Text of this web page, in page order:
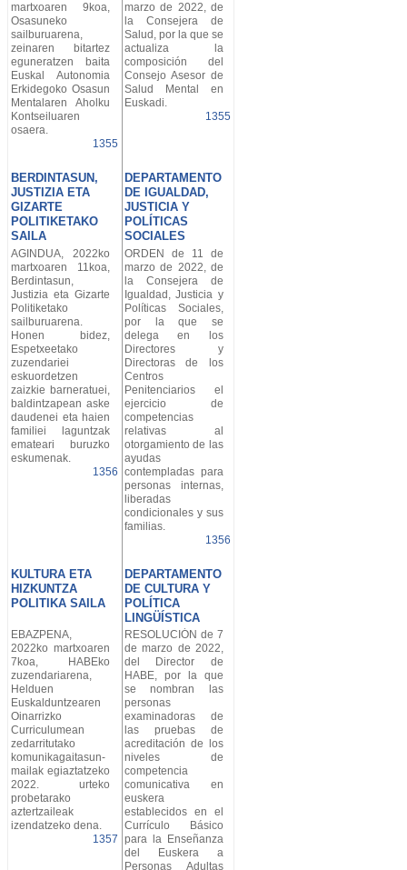
martxoaren 9koa,
Osasuneko
sailburuarena,
zeinaren bitartez
eguneratzen baita
Euskal Autonomia
Erkidegoko Osasun
Mentalaren Aholku
Kontseiluaren
osaera.
1355
marzo de 2022, de
la Consejera de
Salud, por la que se
actualiza la
composición del
Consejo Asesor de
Salud Mental en
Euskadi.
1355
BERDINTASUN,
JUSTIZIA ETA
GIZARTE
POLITIKETAKO
SAILA
DEPARTAMENTO
DE IGUALDAD,
JUSTICIA Y
POLÍTICAS
SOCIALES
AGINDUA, 2022ko
martxoaren 11koa,
Berdintasun,
Justizia eta Gizarte
Politiketako
sailburuarena.
Honen bidez,
Espetxeetako
zuzendariei
eskuordetzen
zaizkie barneratuei,
baldintzapean aske
daudenei eta haien
familiei laguntzak
emateari buruzko
eskumenak.
1356
ORDEN de 11 de
marzo de 2022, de
la Consejera de
Igualdad, Justicia y
Políticas Sociales,
por la que se
delega en los
Directores y
Directoras de los
Centros
Penitenciarios el
ejercicio de
competencias
relativas al
otorgamiento de las
ayudas
contempladas para
personas internas,
liberadas
condicionales y sus
familias.
1356
KULTURA ETA
HIZKUNTZA
POLITIKA SAILA
DEPARTAMENTO
DE CULTURA Y
POLÍTICA
LINGÜÍSTICA
EBAZPENA,
2022ko martxoaren
7koa, HABEko
zuzendariarena,
Helduen
Euskalduntzearen
Oinarrizko
Curriculumean
zedarritutako
komunikagaitasun-
mailak egiaztatzeko
2022. urteko
probetarako
aztertzaileak
izendatzeko dena.
1357
RESOLUCIÓN de 7
de marzo de 2022,
del Director de
HABE, por la que
se nombran las
personas
examinadoras de
las pruebas de
acreditación de los
niveles de
competencia
comunicativa en
euskera
establecidos en el
Currículo Básico
para la Enseñanza
del Euskera a
Personas Adultas